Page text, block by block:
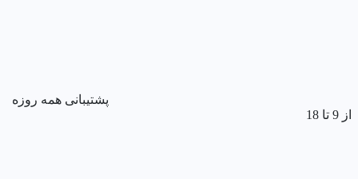
پشتیبانی همه روزه
از 9 تا 18